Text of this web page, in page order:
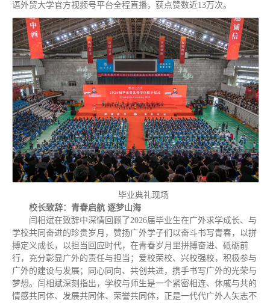
语外贸大学官方视频号平台全程直播，获点赞数近13万次。
毕业典礼现场
校长致辞：青春启航 逐梦山海
闫相斌在致辞中深情回顾了2026届毕业生在广外求学成长、与
学校共同奋进的珍贵岁月，赞扬广外学子们以奋斗书写青春，以拼
搏定义成长，以担当回应时代，在青春岁月里拼搏奋进、砥砺前
行，充分彰显广外的责任与担当；爱校荣校、兴校强校，积极参与
广外的建设与发展；同心同向、共创共进，携手书写广外的光荣与
梦想。闫相斌深刻指出，学校与师生是一个紧密相连、休戚与共的
情感共同体、发展共同体、荣誉共同体，正是一代代广外人矢志不